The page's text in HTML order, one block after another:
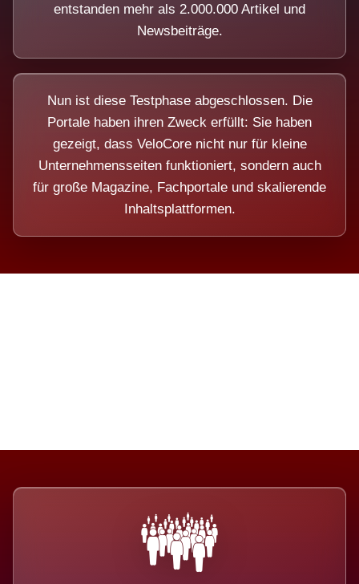
entstanden mehr als 2.000.000 Artikel und
Newsbeiträge.
Nun ist diese Testphase abgeschlossen. Die
Portale haben ihren Zweck erfüllt: Sie haben
gezeigt, dass VeloCore nicht nur für kleine
Unternehmensseiten funktioniert, sondern auch
für große Magazine, Fachportale und skalierende
Inhaltsplattformen.